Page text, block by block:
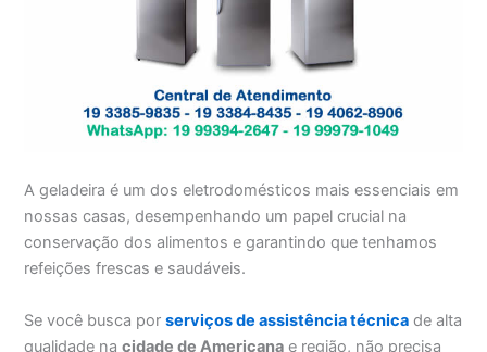
A geladeira é um dos eletrodomésticos mais essenciais em
nossas casas, desempenhando um papel crucial na
conservação dos alimentos e garantindo que tenhamos
refeições frescas e saudáveis.
Se você busca porserviços de assistência técnica de alta
qualidade nacidade de Americana e região, não precisa